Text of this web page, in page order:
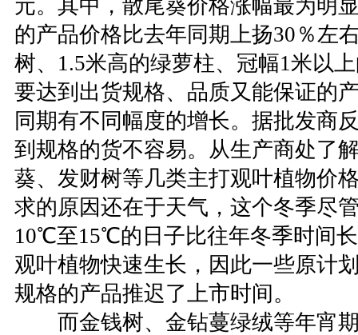
元。其中，散尾葵价格涨幅最为明
的产品价格比去年同期上扬30％左
树、1.5米高的绿萝柱、冠幅1米以
要达到出货规格、品质又能保证的
同期有不同幅度的增长。据批发商
到规格的货不容易。从生产商处了
葵、发财树等几类主打观叶植物价
求的原因还在于天气，这个冬季尽
10℃至15℃的日子比往年冬季时间
观叶植物快速生长，因此一些原计
规格的产品推迟了上市时间。
而金钱树、金钻蔓绿绒等年宵期